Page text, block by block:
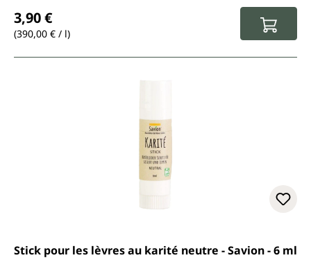
3,90 €
(390,00 € / l)
Stick pour les lèvres au karité neutre - Savion - 6 ml